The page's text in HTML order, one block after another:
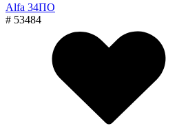
Alfa 34ПО
# 53484